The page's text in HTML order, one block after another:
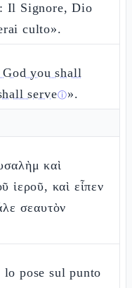
Il Signore, Dio
culto».
you shall
serveⓘ».
καὶ
ἱεροῦ, καὶ εἶπεν
σεαυτὸν
lo pose sul punto